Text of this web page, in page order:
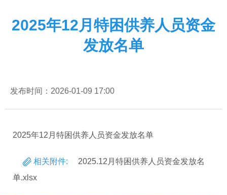
2025年12月特困供养人员资金
发放名单
发布时间：2026-01-09 17:00
2025年12月特困供养人员资金发放名单
相关附件:
2025.12月特困供养人员资金发放名
单.xlsx